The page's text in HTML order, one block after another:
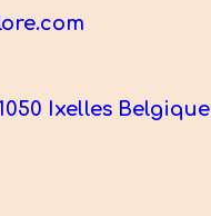
Ixelles Belgique